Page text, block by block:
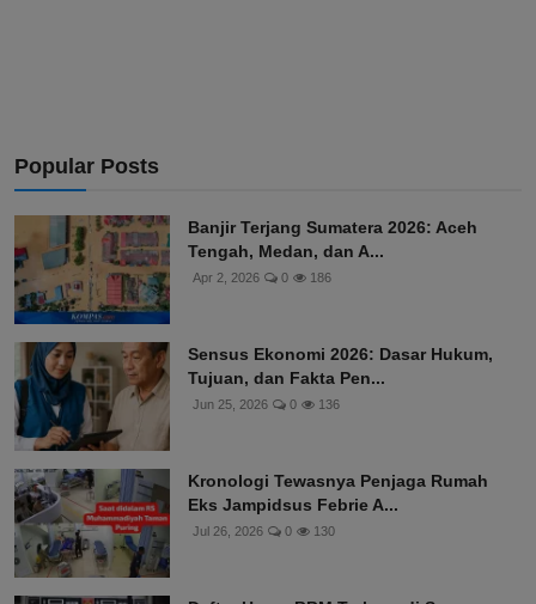
Popular Posts
Banjir Terjang Sumatera 2026: Aceh
Tengah, Medan, dan A...
Apr 2, 2026 0 186
Sensus Ekonomi 2026: Dasar Hukum,
Tujuan, dan Fakta Pen...
Jun 25, 2026 0 136
Kronologi Tewasnya Penjaga Rumah
Eks Jampidsus Febrie A...
Jul 26, 2026 0 130